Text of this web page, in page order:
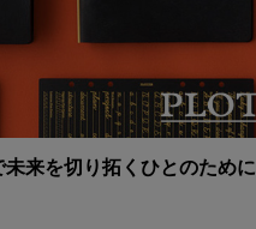
来を切り拓くひとのために